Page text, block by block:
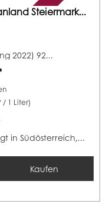
Steiermark...
2022) 92...
/ 1 Liter)
in Südösterreich,...
Kaufen